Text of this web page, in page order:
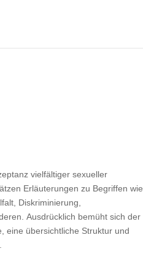
vielfältiger sexueller
Erläuterungen zu Begriffen wie
Diskriminierung,
Ausdrücklich bemüht sich der
eine übersichtliche Struktur und